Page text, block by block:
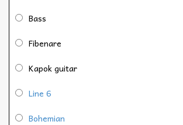
Bass
Fibenare
Kapok guitar
Line 6
Bohemian